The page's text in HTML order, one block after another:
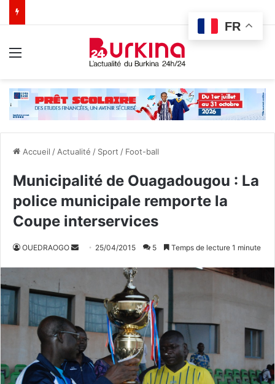
Accueil / Actualité / Sport / Foot-ball
Municipalité de Ouagadougou : La
police municipale remporte la
Coupe interservices
OUEDRAOGO
r
u
n
25/04/2015 5 Temps de lecture 1 minute
FR